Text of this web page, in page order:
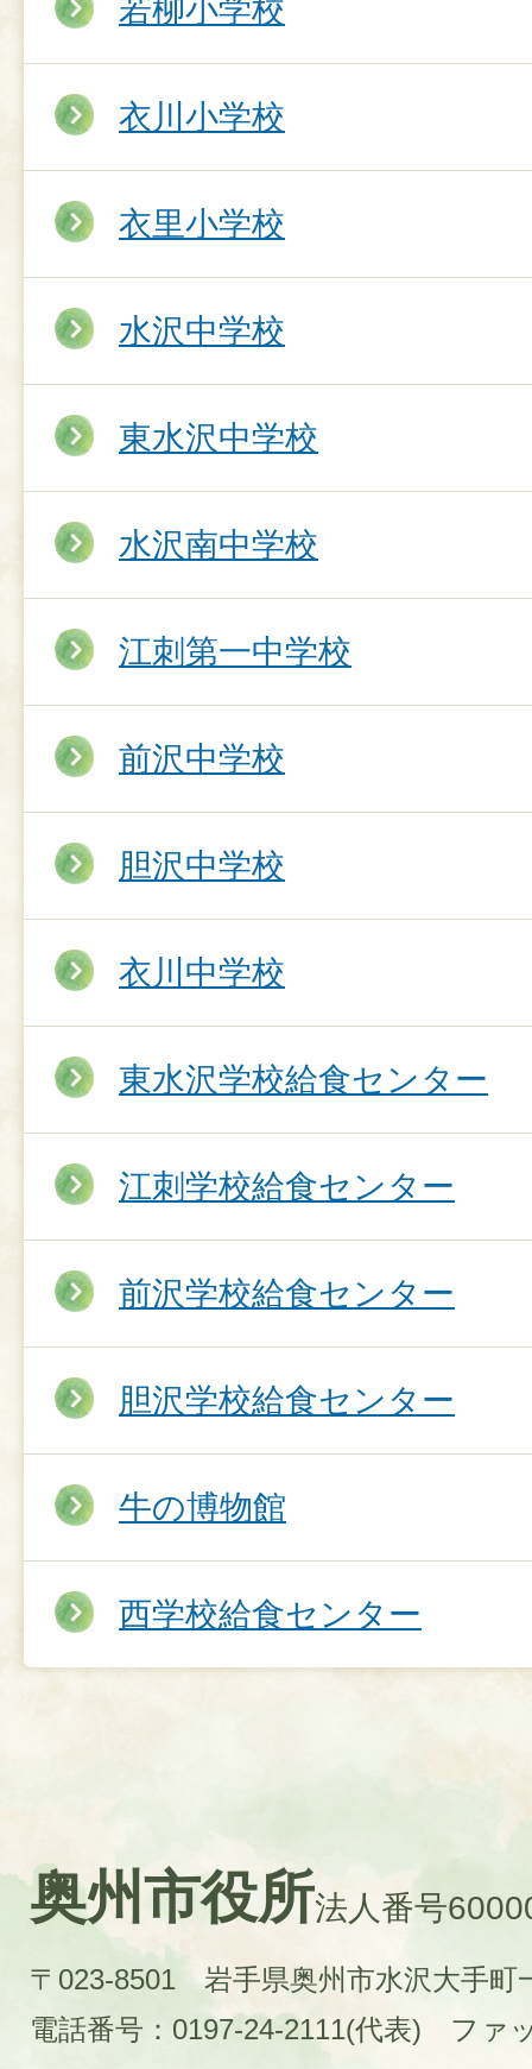
若柳小学校
衣川小学校
衣里小学校
水沢中学校
東水沢中学校
水沢南中学校
江刺第一中学校
前沢中学校
胆沢中学校
衣川中学校
東水沢学校給食センター
江刺学校給食センター
前沢学校給食センター
胆沢学校給食センター
牛の博物館
西学校給食センター
奥州市役所法人番号
〒023-8501 岩手県奥州市水沢大手町
電話番号：0197-24-2111(代表)
ファ